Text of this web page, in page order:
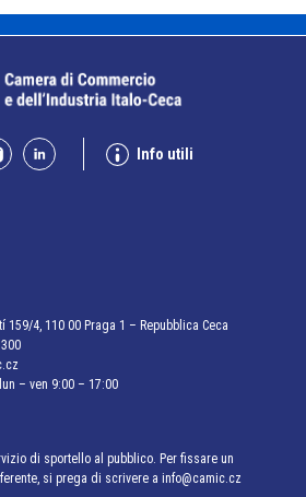
Info utili
159/4, 110 00 Praga 1 – Repubblica Ceca
– ven 9:00 – 17:00
di sportello al pubblico. Per fissare un
si prega di scrivere a info@camic.cz